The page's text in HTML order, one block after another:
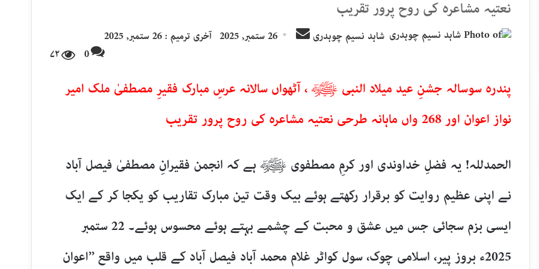
نعتیہ مشاعرہ کی روح پرور تقریب
شاہد نسیم چوہدری
Send26 ستمبر, 2025
آخری ترمیم : 26 ستمبر, 2025
0
۷۲
پندرہ سوسالہ جشنِ عید میلاد النبی ﷺ ، آٹھواں سالانہ عرسِ مبارک فقیرِ مصطفیٰ ملک امیر
نواز اعوان اور 268 واں ماہانہ طرحی نعتیہ مشاعرہ کی روح پرور تقریب
الحمدللہ! یہ فضلِ خداوندی اور کرمِ مصطفوی ﷺ ہے کہ انجمن فقیرانِ مصطفیٰ فیصل آباد
نے اپنی عظیم روایت کو برقرار رکھتے ہوئے بیک وقت تین مبارک تقاریب کو یکجا کر کے ایک
ایسی بزم سجائی جس میں عشق و محبت کے چشمے بہتے ہوئے محسوس ہوئے۔ 22 ستمبر
2025ء بروز پیر، اسلامی چوک، سول کواٹر غلام محمد آباد فیصل آباد کے قلب میں واقع ’’اعوان